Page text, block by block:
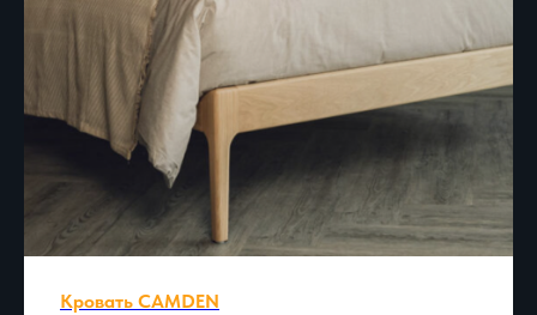
Кровать CAMDEN